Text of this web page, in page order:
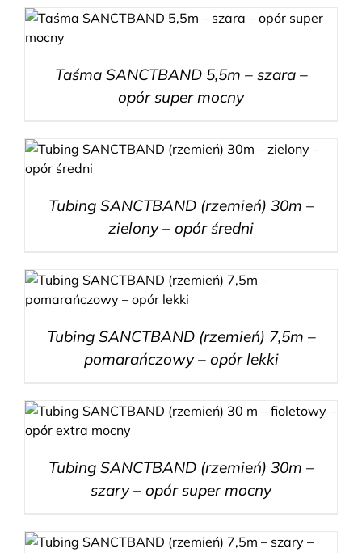
Taśma SANCTBAND 5,5m – szara –
opór super mocny
Tubing SANCTBAND (rzemień) 30m –
zielony – opór średni
Tubing SANCTBAND (rzemień) 7,5m –
pomarańczowy – opór lekki
Tubing SANCTBAND (rzemień) 30m –
szary – opór super mocny